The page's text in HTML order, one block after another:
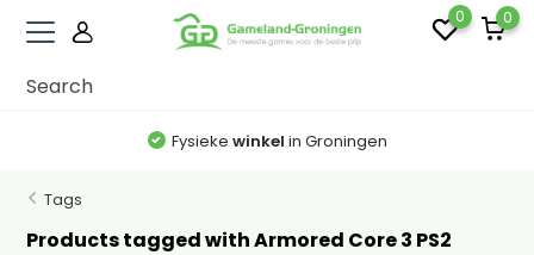
0 0
Fysieke winkel in Groningen
Tags
Products tagged with Armored Core 3 PS2